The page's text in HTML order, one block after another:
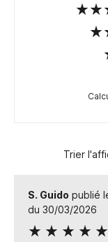
Trier
S. Guido publié
du 30/03/2026